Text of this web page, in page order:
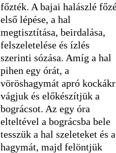
főzték. A bajai halászlé
első lépése, a hal
megtisztítása, beirdalása,
felszeletelése és ízlés
szerinti sózása. Amíg a hal
pihen egy órát, a
vöröshagymát apró
vágjuk és előkészítjük a
bográcsot. Az egy óra
elteltével a bográcsba bele
tesszük a hal szeleteket és a
hagymát, majd felöntjük